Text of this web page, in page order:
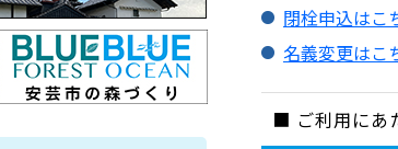
閉栓申込はこ
名義変更はこ
■ ご利用にあ